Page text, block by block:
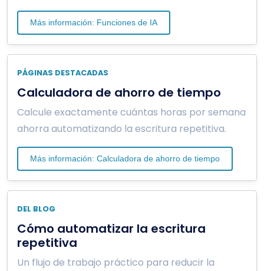
Más información: Funciones de IA
PÁGINAS DESTACADAS
Calculadora de ahorro de tiempo
Calcule exactamente cuántas horas por semana
ahorra automatizando la escritura repetitiva.
Más información: Calculadora de ahorro de tiempo
DEL BLOG
Cómo automatizar la escritura
repetitiva
Un flujo de trabajo práctico para reducir la